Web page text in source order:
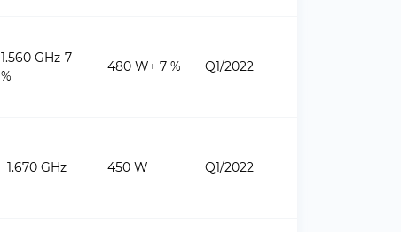
1.560 GHz-7
%
480 W+ 7 % Q1/2022
1.670 GHz 450 W Q1/2022